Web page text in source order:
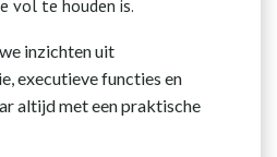
vol te houden is.
inzichten uit
executieve functies en
altijd met een praktische